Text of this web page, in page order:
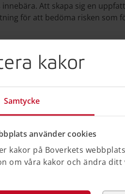
kakor
Samtycke
använder cookies
kakor på Boverkets
om våra kakor och ändra ditt
Att skapa sig en
för att bedöma risken som
grundläggande utgångspunkter
och exempel på när
kan vara motiverade.
(på Sveriges riksdags
(på Sveriges riksdags